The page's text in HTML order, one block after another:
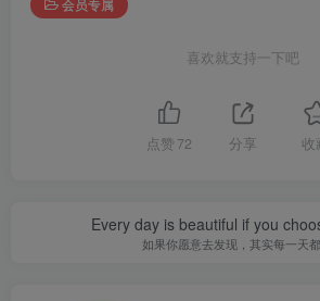
会员专属
喜欢就支持一下吧
点赞 72 分享 收
Every day is beautiful if you
如果你愿意去发现，其实每一天